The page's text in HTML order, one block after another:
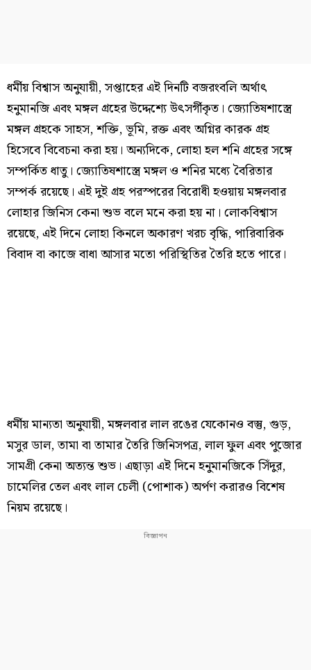
ধর্মীয় বিশ্বাস অনুযায়ী, সপ্তাহের এই দিনটি বজরংবলি অর্থাৎ
হনুমানজি এবং মঙ্গল গ্রহের উদ্দেশ্যে উৎসর্গীকৃত। জ্যোতিষশাস্ত্রে
মঙ্গল গ্রহকে সাহস, শক্তি, ভূমি, রক্ত এবং অগ্নির কারক গ্রহ
হিসেবে বিবেচনা করা হয়। অন্যদিকে, লোহা হল শনি গ্রহের সঙ্গে
সম্পর্কিত ধাতু। জ্যোতিষশাস্ত্রে মঙ্গল ও শনির মধ্যে বৈরিতার
সম্পর্ক রয়েছে। এই দুই গ্রহ পরস্পরের বিরোধী হওয়ায় মঙ্গলবার
লোহার জিনিস কেনা শুভ বলে মনে করা হয় না। লোকবিশ্বাস
রয়েছে, এই দিনে লোহা কিনলে অকারণ খরচ বৃদ্ধি, পারিবারিক
বিবাদ বা কাজে বাধা আসার মতো পরিস্থিতির তৈরি হতে পারে।
ধর্মীয় মান্যতা অনুযায়ী, মঙ্গলবার লাল রঙের যেকোনও বস্তু, গুড়,
মসুর ডাল, তামা বা তামার তৈরি জিনিসপত্র, লাল ফুল এবং পুজোর
সামগ্রী কেনা অত্যন্ত শুভ। এছাড়া এই দিনে হনুমানজিকে সিঁদুর,
চামেলির তেল এবং লাল চেলী (পোশাক) অর্পণ করারও বিশেষ
নিয়ম রয়েছে।